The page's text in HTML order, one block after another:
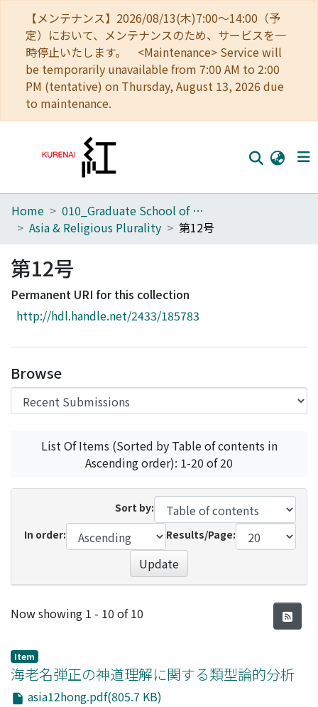
【メンテナンス】2026/08/13(木)7:00～14:00（予
定）において、メンテナンスのため、サービスを一
時停止いたします。 <Maintenance> Service will
be temporarily unavailable from 7:00 AM to 2:00
PM (tentative) on Thursday, August 13, 2026 due
to maintenance.
Home
Browse
Download Ranking
Access Statistics
Home
010_Graduate School of Letters
Asia & Religious Plurality
第12号
第12号
Permanent URI for this collection
http://hdl.handle.net/2433/185783
Browse
List Of Items (Sorted by Table of contents in
Ascending order): 1-20 of 20
Sort by:
In order:
Results/Page:
Update
Recent Submissions
Now showing 1 - 10 of 10
Item
海老名弾正の神道理解に関する類型論的分析
asia12hong.pdf(805.7 KB)